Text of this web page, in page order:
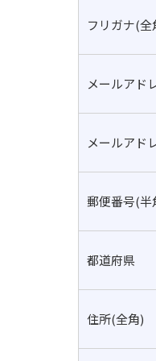
フリガナ(全
メールアド
メールアド
郵便番号(半
都道府県
住所(全角)